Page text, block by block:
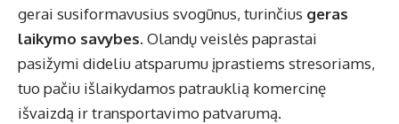
gerai susiformavusius svogūnus, turinčius geras
laikymo savybes. Olandų veislės paprastai
pasižymi dideliu atsparumu įprastiems stresoriams,
tuo pačiu išlaikydamos patrauklią komercinę
išvaizdą ir transportavimo patvarumą.